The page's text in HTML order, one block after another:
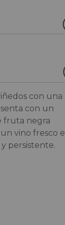
con una
con un
fruta negra
vino fresco e
persistente.